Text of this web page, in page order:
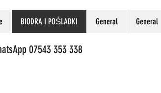
BIODRA I POŚLADKI General General
07543 353 338